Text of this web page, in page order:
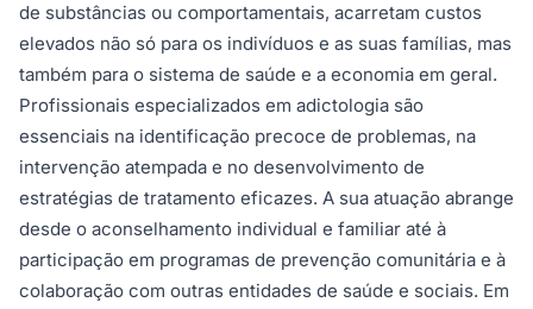
de substâncias ou comportamentais, acarretam custos
elevados não só para os indivíduos e as suas famílias, mas
também para o sistema de saúde e a economia em geral.
Profissionais especializados em adictologia são
essenciais na identificação precoce de problemas, na
intervenção atempada e no desenvolvimento de
estratégias de tratamento eficazes. A sua atuação abrange
desde o aconselhamento individual e familiar até à
participação em programas de prevenção comunitária e à
colaboração com outras entidades de saúde e sociais. Em